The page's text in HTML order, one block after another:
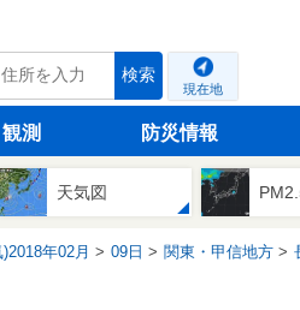
検索
現在地
観測 防災情報
天気図
年02月 09日 関東・甲信地方